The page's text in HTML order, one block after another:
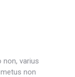
non, varius
non